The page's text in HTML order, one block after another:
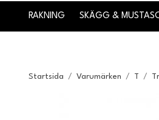
RAKNING SKÄGG &
Startsida / Varumärken / T /